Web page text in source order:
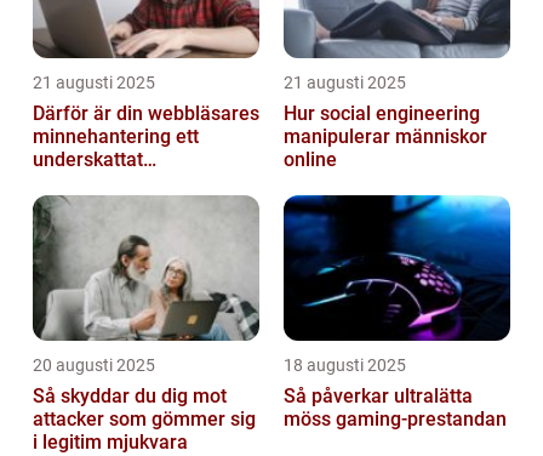
21 augusti 2025
Därför är din webbläsares
minnehantering ett
underskattat
21 augusti 2025
Hur social engineering
manipulerar människor
online
20 augusti 2025
Så skyddar du dig mot
attacker som gömmer sig
i legitim mjukvara
18 augusti 2025
Så påverkar ultralätta
möss gaming-prestandan